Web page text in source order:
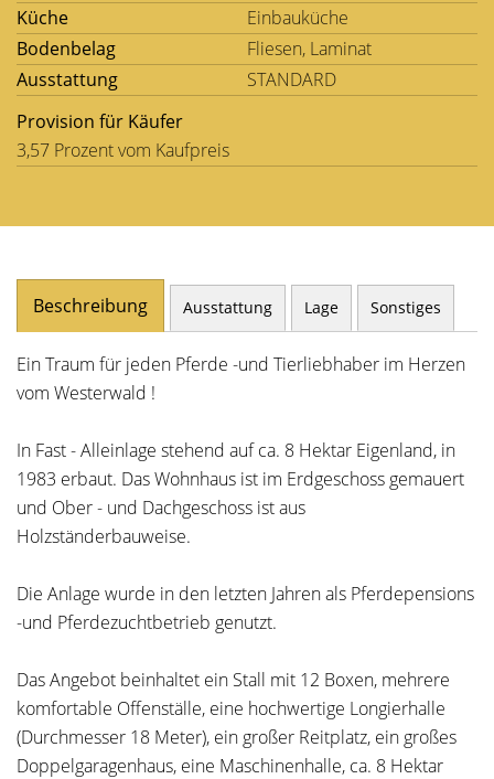
Küche
Einbauküche
Bodenbelag
Fliesen, Laminat
Ausstattung
STANDARD
Provision für Käufer
3,57 Prozent vom Kaufpreis
Beschreibung Ausstattung Lage Sonstiges
Ein Traum für jeden Pferde -und Tierliebhaber im Herzen
vom Westerwald !
In Fast - Alleinlage stehend auf ca. 8 Hektar Eigenland, in
1983 erbaut. Das Wohnhaus ist im Erdgeschoss gemauert
und Ober - und Dachgeschoss ist aus
Holzständerbauweise.
Die Anlage wurde in den letzten Jahren als Pferdepensions
-und Pferdezuchtbetrieb genutzt.
Das Angebot beinhaltet ein Stall mit 12 Boxen, mehrere
komfortable Offenställe, eine hochwertige Longierhalle
(Durchmesser 18 Meter), ein großer Reitplatz, ein großes
Doppelgaragenhaus, eine Maschinenhalle, ca. 8 Hektar